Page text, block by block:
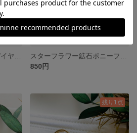
850円
残り1点